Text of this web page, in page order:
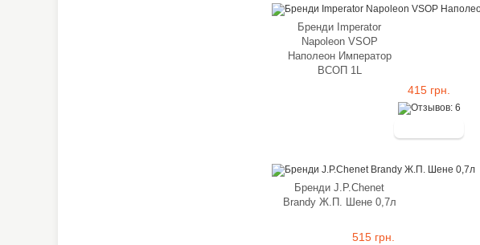
Бренди Imperator
Napoleon VSOP
Наполеон Император
ВСОП 1L
415 грн.
Бренди J.P.Chenet
Brandy Ж.П. Шене 0,7л
515 грн.